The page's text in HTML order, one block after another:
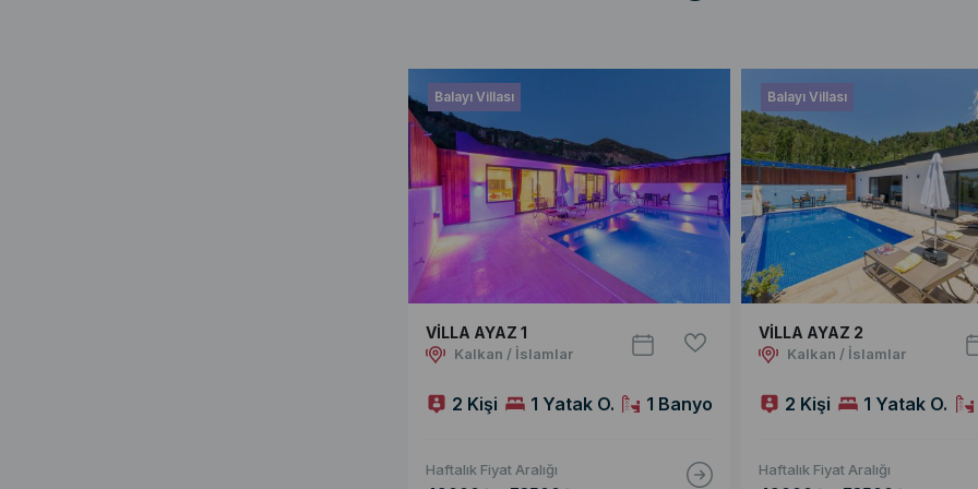
Balayı Villası
VİLLA AYAZ 1
Kalkan / İslamlar
2 Kişi 1 Yatak O. 1 Banyo
Haftalık Fiyat Aralığı
Balayı Villası
VİLLA AYAZ 2
Kalkan / İslamlar
2 Kişi 1 Yatak O.
Haftalık Fiyat Aralığı